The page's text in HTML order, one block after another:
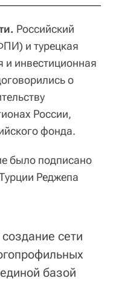
Российский
и турецкая
и инвестиционная
о
России,
фонда.
было подписано
Реджепа
сети
базой